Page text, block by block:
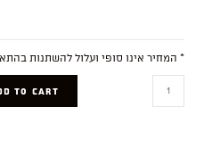
* המחיר אינו סופי ועלול להשתנות
TO CART